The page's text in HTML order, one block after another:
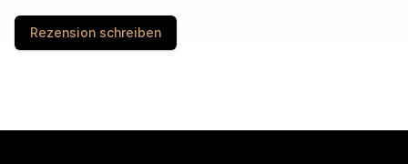
Rezension schreiben